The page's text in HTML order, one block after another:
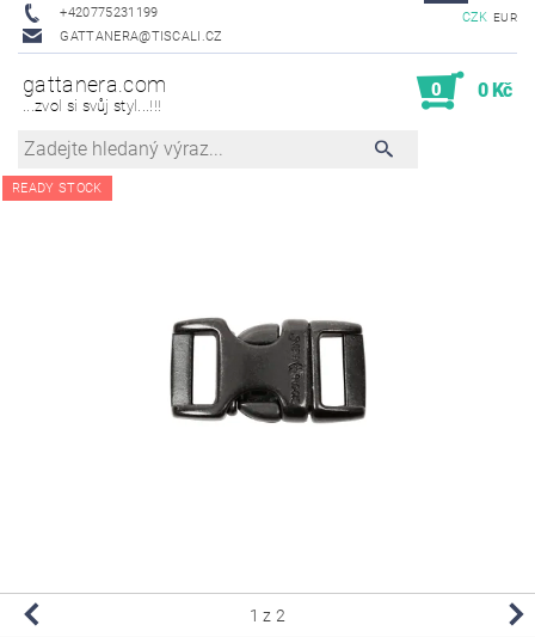
+420775231199
GATTANERA@TISCALI.CZ
CZK EUR
gattanera.com
...zvol si svůj styl...!!!
0 0 Kč
READY STOCK
1 z 2